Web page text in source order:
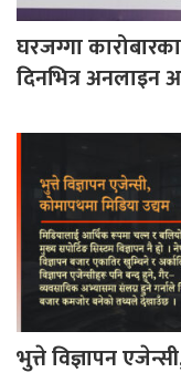
घरजग्गा
दिनभित्र अनलाइन
भुत्ते विज्ञापन